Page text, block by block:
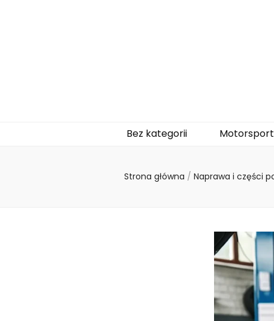
Bez kategorii Motorsport
Strona główna / Naprawa i części